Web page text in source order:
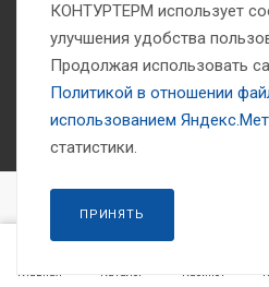
1993-2026 © Компания
КОНТУРТЕРМ использует
улучшения удобства
Продолжая использовать
Политикой в отношении
использованием
статистики.
ПРИНЯТЬ